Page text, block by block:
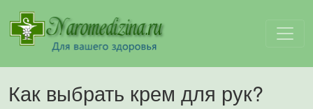
Как выбрать крем для рук?